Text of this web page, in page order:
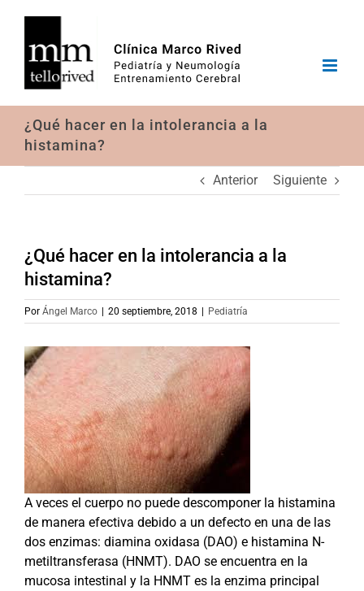
contenido
¿Qué hacer en la intolerancia a la
histamina?
Anterior Siguiente
¿Qué hacer en la intolerancia a la
histamina?
Por Ángel Marco 20 septiembre, 2018 Pediatría
A veces el cuerpo no puede descomponer la histamina
de manera efectiva debido a un defecto en una de las
dos enzimas: diamina oxidasa (DAO) e histamina N-
metiltransferasa (HNMT). DAO se encuentra en la
mucosa intestinal y la HNMT es la enzima principal